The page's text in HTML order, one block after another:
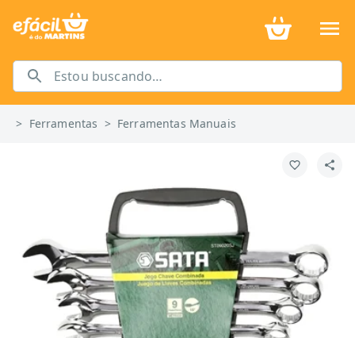
> Ferramentas > Ferramentas Manuais